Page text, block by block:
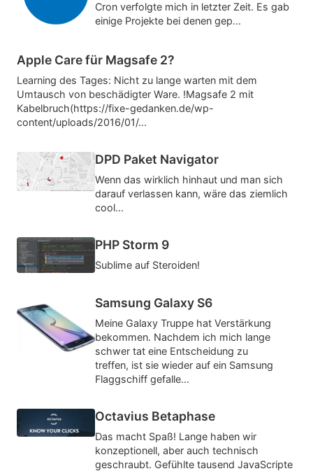
Cron verfolgte mich in letzter Zeit. Es gab
einige Projekte bei denen gep...
Apple Care für Magsafe 2?
Learning des Tages: Nicht zu lange warten mit dem
Umtausch von beschädigter Ware. !Magsafe 2 mit
Kabelbruch(https://fixe-gedanken.de/wp-
content/uploads/2016/01/...
DPD Paket Navigator
Wenn das wirklich hinhaut und man sich
darauf verlassen kann, wäre das ziemlich
cool...
PHP Storm 9
Sublime auf Steroiden!
Samsung Galaxy S6
Meine Galaxy Truppe hat Verstärkung
bekommen. Nachdem ich mich lange
schwer tat eine Entscheidung zu
treffen, ist sie wieder auf ein Samsung
Flaggschiff gefalle...
Octavius Betaphase
Das macht Spaß! Lange haben wir
konzeptionell, aber auch technisch
geschraubt. Gefühlte tausend JavaScripte